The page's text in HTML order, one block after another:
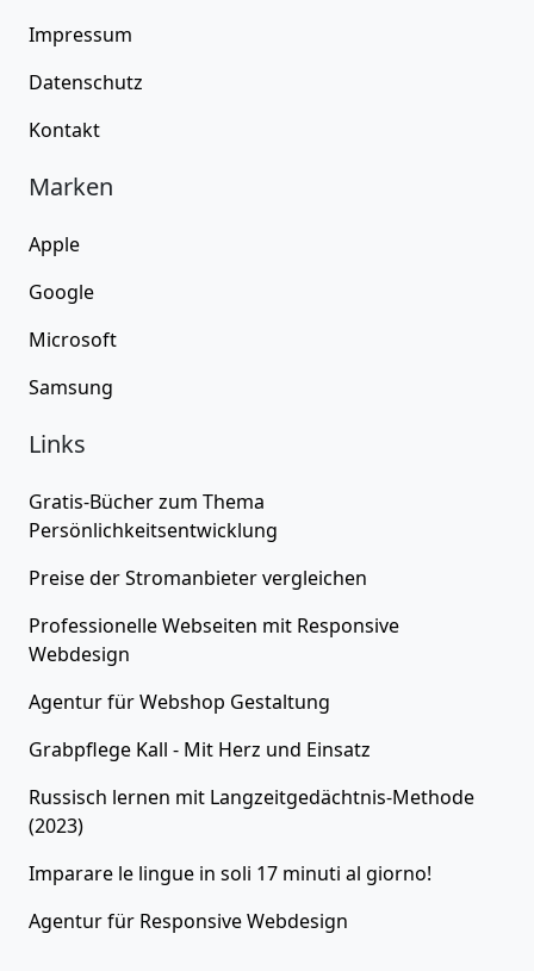
Impressum
Datenschutz
Kontakt
Marken
Apple
Google
Microsoft
Samsung
Links
Gratis-Bücher zum Thema
Persönlichkeitsentwicklung
Preise derStromanbietervergleichen
Professionelle Webseiten mit Responsive
Webdesign
Agentur fürWebshop Gestaltung
Grabpflege Kall - Mit Herz und Einsatz
Russisch lernen mit Langzeitgedächtnis-Methode
(2023)
Imparare le lingue in soli 17 minuti al giorno!
Agentur für Responsive Webdesign